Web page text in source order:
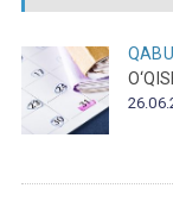
QABUL